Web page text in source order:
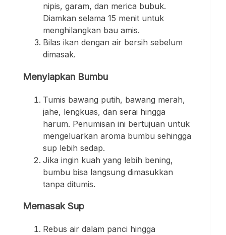
nipis, garam, dan merica bubuk.
Diamkan selama 15 menit untuk
menghilangkan bau amis.
Bilas ikan dengan air bersih sebelum
dimasak.
Menyiapkan Bumbu
Tumis bawang putih, bawang merah,
jahe, lengkuas, dan serai hingga
harum. Penumisan ini bertujuan untuk
mengeluarkan aroma bumbu sehingga
sup lebih sedap.
Jika ingin kuah yang lebih bening,
bumbu bisa langsung dimasukkan
tanpa ditumis.
Memasak Sup
Rebus air dalam panci hingga